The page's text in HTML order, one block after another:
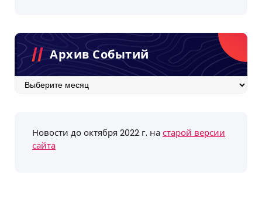
Архив Событий
Архив
Новости до октября 2022 г. настарой версии
сайта